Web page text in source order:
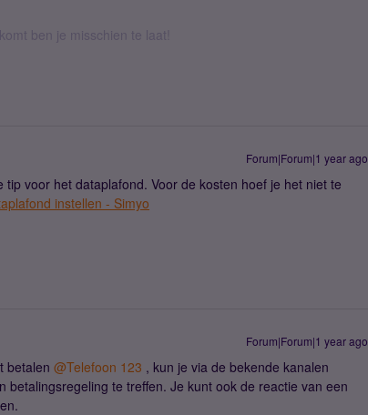
ben je misschien te laat!
Forum|Forum|1 year ago
tip voor het dataplafond. Voor de kosten hoef je het niet te
instellen - Simyo
Forum|Forum|1 year ago
betalen @Telefoon 123 , kun je via de bekende kanalen
betalingsregeling te treffen. Je kunt ook de reactie van een